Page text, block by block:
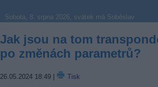
Sobota, 8. srpna 2026, svátek má Soběslav
Jak jsou na tom
po změnách parametrů?
26.05.2024 18:49 Tisk